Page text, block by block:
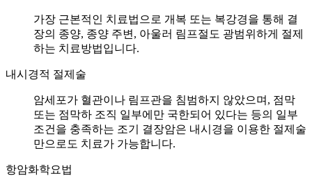
가장 근본적인 치료법으로 개복 또는 복강경을 통해 결
장의 종양, 종양 주변, 아울러 림프절도 광범위하게 절제
하는 치료방법입니다.
내시경적 절제술
암세포가 혈관이나 림프관을 침범하지 않았으며, 점막
또는 점막하 조직 일부에만 국한되어 있다는 등의 일부
조건을 충족하는 조기 결장암은 내시경을 이용한 절제술
만으로도 치료가 가능합니다.
항암화학요법